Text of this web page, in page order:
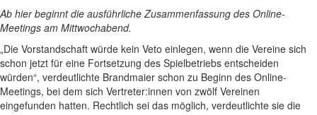
Ab hier beginnt die ausführliche Zusammenfassung des Online-
Meetings am Mittwochabend.
„Die Vorstandschaft würde kein Veto einlegen, wenn die Vereine sich
schon jetzt für eine Fortsetzung des Spielbetriebs entscheiden
würden“, verdeutlichte Brandmaier schon zu Beginn des Online-
Meetings, bei dem sich Vertreter:innen von zwölf Vereinen
eingefunden hatten. Rechtlich sei das möglich, verdeutlichte sie die